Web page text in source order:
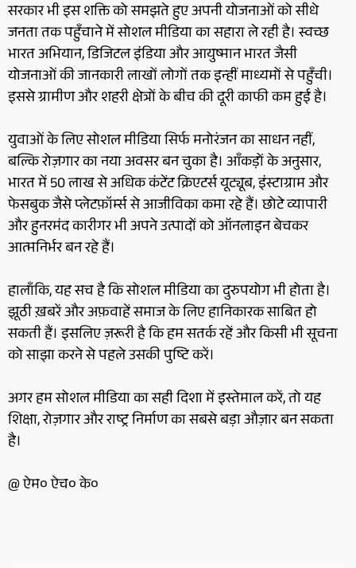
सरकार भी इस शक्ति को समझते हुए अपनी योजनाओं को सीधे
जनता तक पहुँचाने में सोशल मीडिया का सहारा ले रही है। स्वच्छ
भारत अभियान, डिजिटल इंडिया और आयुष्मान भारत जैसी
योजनाओं की जानकारी लाखों लोगों तक इन्हीं माध्यमों से पहुँची।
इससे ग्रामीण और शहरी क्षेत्रों के बीच की दूरी काफी कम हुई है।
युवाओं के लिए सोशल मीडिया सिर्फ मनोरंजन का साधन नहीं,
बल्कि रोज़गार का नया अवसर बन चुका है। आँकड़ों के अनुसार,
भारत में 50 लाख से अधिक कंटेंट क्रिएटर्स यूट्यूब, इंस्टाग्राम और
फेसबुक जैसे प्लेटफ़ॉर्म्स से आजीविका कमा रहे हैं। छोटे व्यापारी
और हुनरमंद कारीगर भी अपने उत्पादों को ऑनलाइन बेचकर
आत्मनिर्भर बन रहे हैं।
हालाँकि, यह सच है कि सोशल मीडिया का दुरुपयोग भी होता है।
झूठी ख़बरें और अफ़वाहें समाज के लिए हानिकारक साबित हो
सकती हैं। इसलिए ज़रूरी है कि हम सतर्क रहें और किसी भी सूचना
को साझा करने से पहले उसकी पुष्टि करें।
अगर हम सोशल मीडिया का सही दिशा में इस्तेमाल करें, तो यह
शिक्षा, रोज़गार और राष्ट्र निर्माण का सबसे बड़ा औज़ार बन सकता
है।
@ ऐम० ऐच० के०